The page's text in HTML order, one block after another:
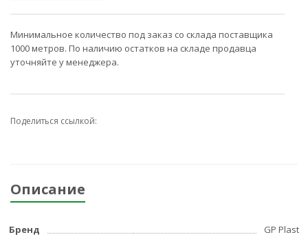
Минимальное количество под заказ со склада поставщика
1000 метров. По наличию остатков на складе продавца
уточняйте у менеджера.
Поделиться ссылкой:
Описание
Бренд
GP Plast